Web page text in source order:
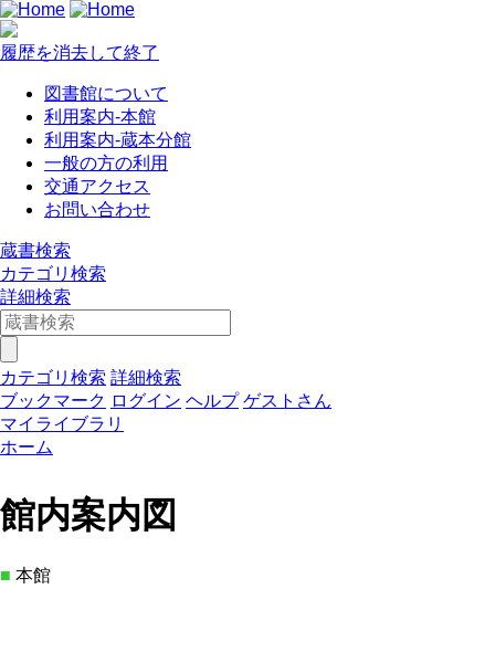
履歴を消去して終了
図書館について
利用案内-本館
利用案内-蔵本分館
一般の方の利用
交通アクセス
お問い合わせ
蔵書検索
カテゴリ検索
詳細検索
カテゴリ検索 詳細検索
ブックマーク ログイン ヘルプ ゲストさん
マイライブラリ
ホーム
館内案内図
■ 本館